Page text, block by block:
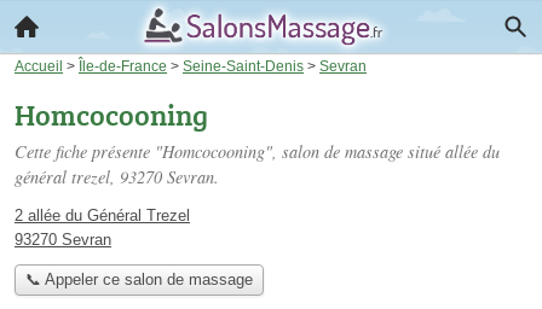
Accueil > Île-de-France > Seine-Saint-Denis > Sevran
Homcocooning
Cette fiche présente "Homcocooning", salon de massage situé allée du
général trezel, 93270 Sevran.
2 allée du Général Trezel
93270 Sevran
📞 Appeler ce salon de massage